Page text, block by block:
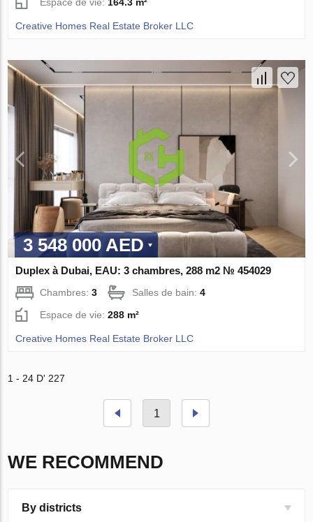
Creative Homes Real Estate Broker LLC
3 548 000 AED
Duplex à Dubai, EAU: 3 chambres, 288 m2 № 454029
Chambres:3 Salles de bain:4
Espace de vie:288 m²
Creative Homes Real Estate Broker LLC
1 - 24 D' 227
1
WE RECOMMEND
By districts